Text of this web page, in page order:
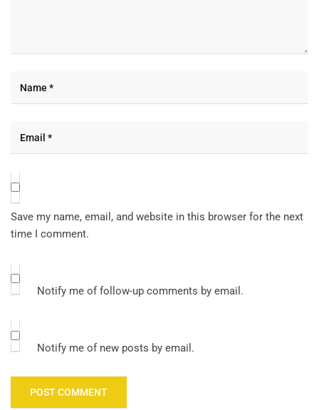
Save my name, email, and website in this browser for the next
time I comment.
Notify me of follow-up comments by email.
Notify me of new posts by email.